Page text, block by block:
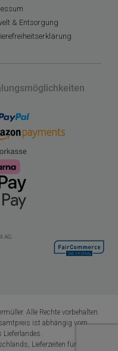
& Entsorgung
Alle Rechte vorbehalten.
ist abhängig vom
Lieferlandes.
Lieferzeiten für andere